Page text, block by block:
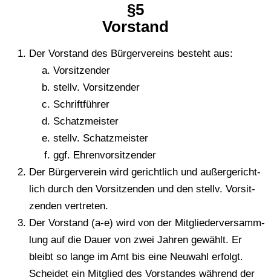
§5
Vor­stand
Der Vor­stand des Bür­ger­ver­eins besteht aus:
Vor­sit­zen­der
stellv. Vor­sit­zen­der
Schrift­füh­rer
Schatz­meis­ter
stellv. Schatz­meis­ter
ggf. Ehren­vor­sit­zen­der
Der Bür­ger­ver­ein wird gericht­lich und außer­ge­richt­
lich durch den Vor­sit­zen­den und den stellv. Vor­sit­
zen­den vertreten.
Der Vor­stand (a‑e) wird von der Mit­glie­der­ver­samm­
lung auf die Dauer von zwei Jahren gewählt. Er
bleibt so lange im Amt bis eine Neu­wahl erfolgt.
Schei­det ein Mit­glied des Vor­stan­des wäh­rend der